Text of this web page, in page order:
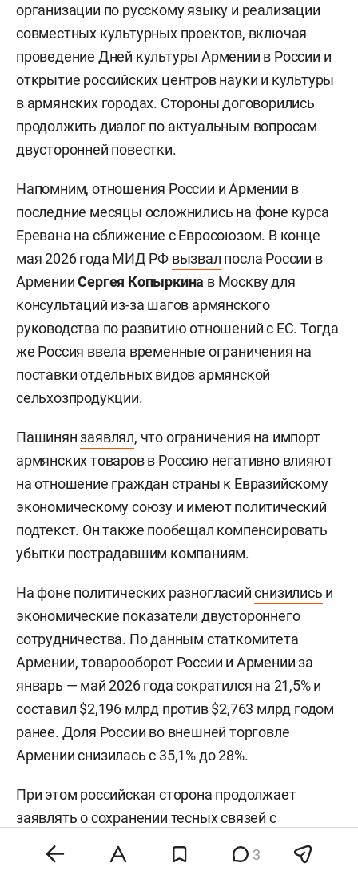
организации по русскому языку и реализации
совместных культурных проектов, включая
проведение Дней культуры Армении в России и
открытие российских центров науки и культуры
в армянских городах. Стороны договорились
продолжить диалог по актуальным вопросам
двусторонней повестки.
Напомним, отношения России и Армении в
последние месяцы осложнились на фоне курса
Еревана на сближение с Евросоюзом. В конце
мая 2026 года МИД РФ вызвал посла России в
АрменииСергея Копыркина в Москву для
консультаций из-за шагов армянского
руководства по развитию отношений с ЕС. Тогда
же Россия ввела временные ограничения на
поставки отдельных видов армянской
сельхозпродукции.
Пашинянзаявлял, что ограничения на импорт
армянских товаров в Россию негативно влияют
на отношение граждан страны к Евразийскому
экономическому союзу и имеют политический
подтекст. Он также пообещал компенсировать
убытки пострадавшим компаниям.
На фоне политических разногласийснизились и
экономические показатели двустороннего
сотрудничества. По данным статкомитета
Армении, товарооборот России и Армении за
январь — май 2026 года сократился на 21,5% и
составил $2,196 млрд против $2,763 млрд годом
ранее. Доля России во внешней торговле
Армении снизилась с 35,1% до 28%.
При этом российская сторона продолжает
заявлять о сохранении тесных связей с
Алексей Оверчук
ранее
отмечал , что Москва «с пониманием
3